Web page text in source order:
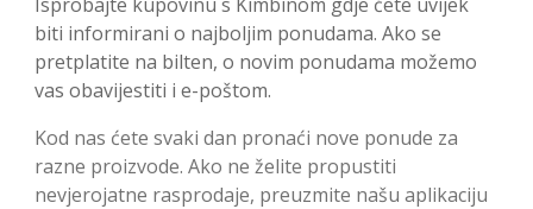
biti informirani o najboljim ponudama. Ako se
pretplatite na bilten, o novim ponudama možemo
vas obavijestiti i e-poštom.
Kod nas ćete svaki dan pronaći nove ponude za
razne proizvode. Ako ne želite propustiti
nevjerojatne rasprodaje, preuzmite našu aplikaciju